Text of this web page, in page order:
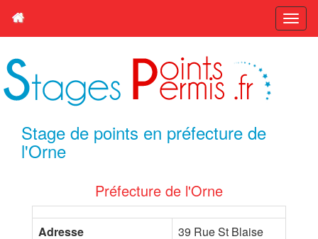
Stage de points en préfecture de
l'Orne
Préfecture de l'Orne
Adresse
39 Rue St Blaise